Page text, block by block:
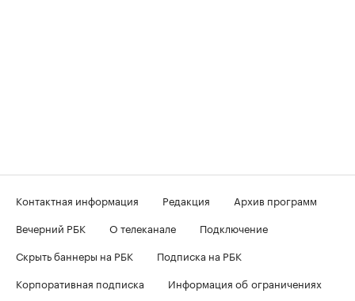
Контактная информация Редакция
Архив программ
Вечерний РБК
О телеканале
Подключение
Скрыть баннеры на РБК
Подписка на РБК
Корпоративная подписка
Информация об ограничениях